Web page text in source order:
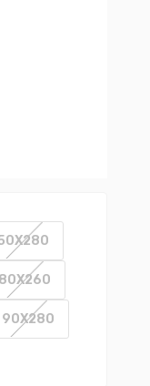
80X260
90X280